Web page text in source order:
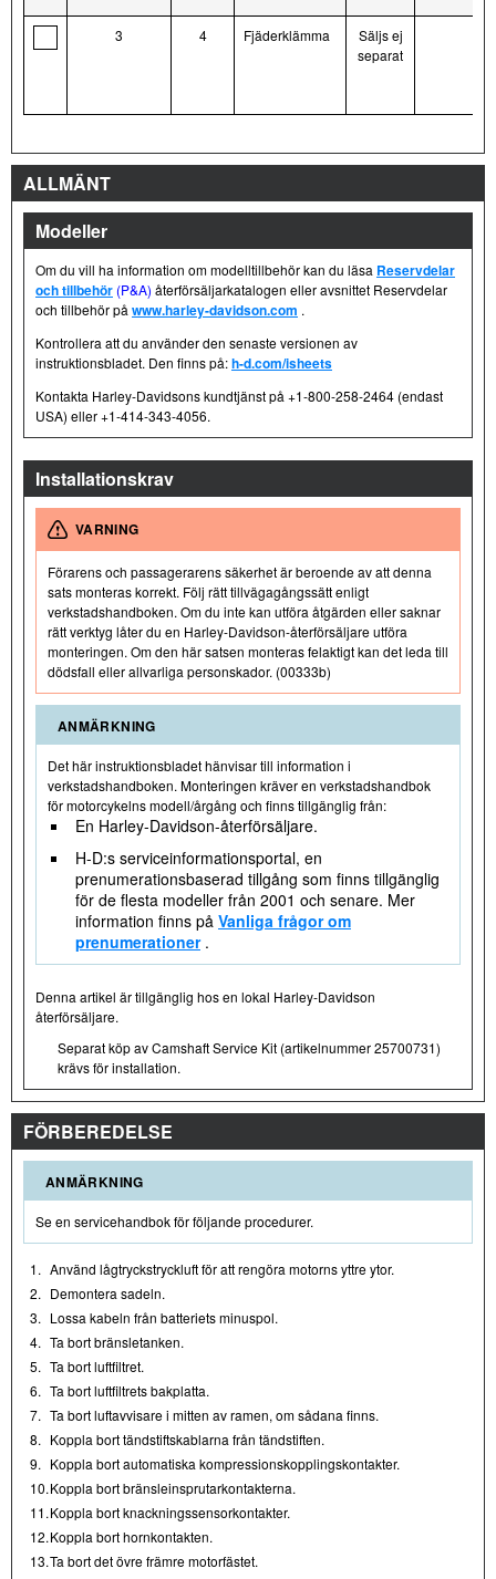
3 4 Fjäderklämma
Säljs ej
separat
ALLMÄNT
Modeller
Om du vill ha information om modelltillbehör kan du läsa Reservdelar
och tillbehör (P&A) återförsäljarkatalogen eller avsnittet Reservdelar
och tillbehör på www.harley-davidson.com .
Kontrollera att du använder den senaste versionen av
instruktionsbladet. Den finns på:h-d.com/isheets
Kontakta Harley-Davidsons kundtjänst på +1-800-258-2464 (endast
USA) eller +1-414-343-4056.
Installationskrav
VARNING
Förarens och passagerarens säkerhet är beroende av att denna
sats monteras korrekt. Följ rätt tillvägagångssätt enligt
verkstadshandboken. Om du inte kan utföra åtgärden eller saknar
rätt verktyg låter du en Harley-Davidson-återförsäljare utföra
monteringen. Om den här satsen monteras felaktigt kan det leda till
dödsfall eller allvarliga personskador. (00333b)
ANMÄRKNING
Det här instruktionsbladet hänvisar till information i
verkstadshandboken. Monteringen kräver en verkstadshandbok
för motorcykelns modell/årgång och finns tillgänglig från:
En Harley-Davidson-återförsäljare.
H-D:s serviceinformationsportal, en
prenumerationsbaserad tillgång som finns tillgänglig
för de flesta modeller från 2001 och senare. Mer
information finns på Vanliga frågor om
prenumerationer.
Denna artikel är tillgänglig hos en lokal Harley-Davidson
återförsäljare.
Separat köp av Camshaft Service Kit (artikelnummer 25700731)
krävs för installation.
FÖRBEREDELSE
ANMÄRKNING
Se en servicehandbok för följande procedurer.
1. Använd lågtryckstryckluft för att rengöra motorns yttre ytor.
2. Demontera sadeln.
3. Lossa kabeln från batteriets minuspol.
4. Ta bort bränsletanken.
5. Ta bort luftfiltret.
6. Ta bort luftfiltrets bakplatta.
7. Ta bort luftavvisare i mitten av ramen, om sådana finns.
8. Koppla bort tändstiftskablarna från tändstiften.
9. Koppla bort automatiska kompressionskopplingskontakter.
10.Koppla bort bränsleinsprutarkontakterna.
11.Koppla bort knackningssensorkontakter.
12.Koppla bort hornkontakten.
13.Ta bort det övre främre motorfästet.